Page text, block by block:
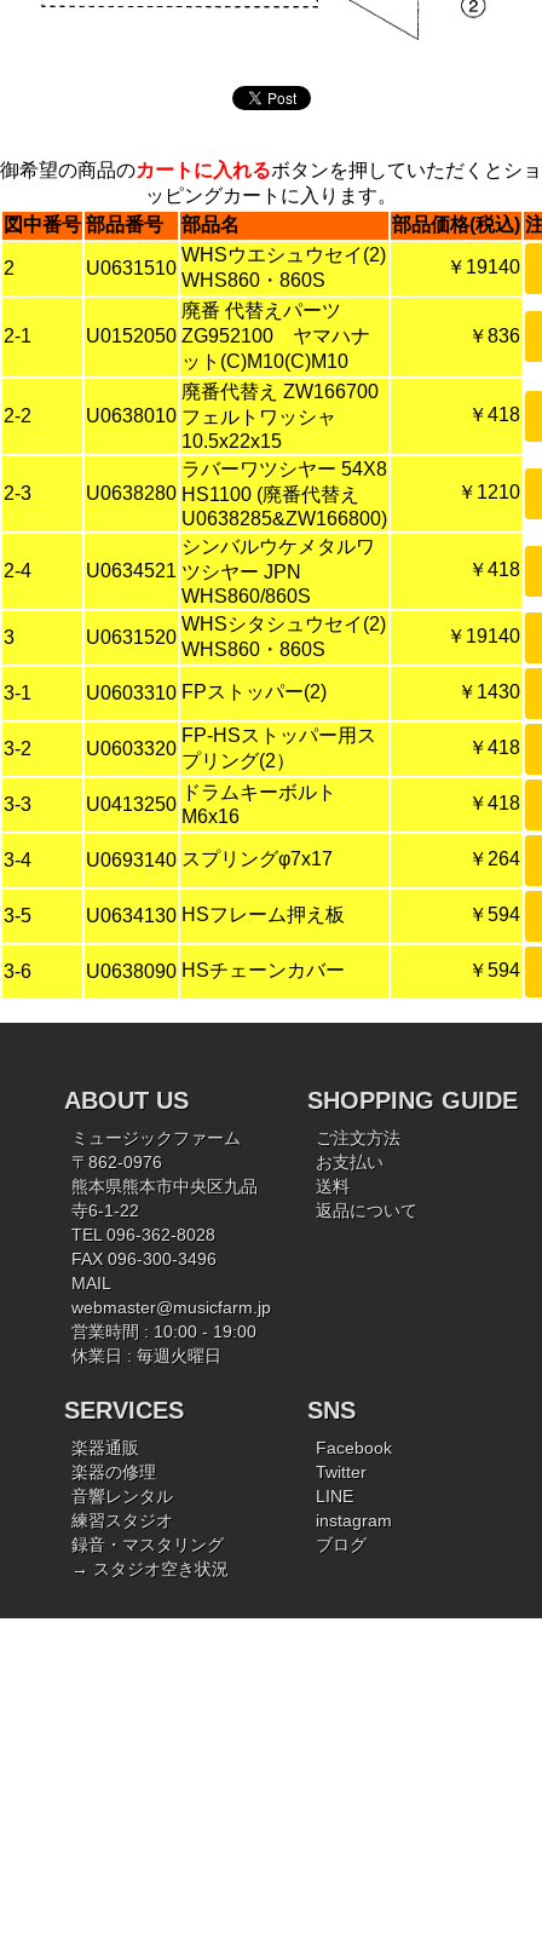
御希望の商品のカートに入れるボタンを押していただくとショ
ッピングカートに入ります。
図中番号 部品番号 部品名 部品価格(税込)
2 U0631510
WHSウエシュウセイ(2)
WHS860・860S
￥19140
2-1 U0152050
廃番 代替えパーツ
ZG952100 ヤマハナ
ット(C)M10(C)M10
￥836
2-2 U0638010
廃番代替え ZW166700
フェルトワッシャ
10.5x22x15
￥418
2-3 U0638280
ラバーワツシヤー 54X8
HS1100 (廃番代替え
U0638285&ZW166800)
￥1210
2-4 U0634521
シンバルウケメタルワ
ツシヤー JPN
WHS860/860S
￥418
3 U0631520
WHSシタシュウセイ(2)
WHS860・860S
￥19140
3-1 U0603310 FPストッパー(2) ￥1430
3-2 U0603320
FP-HSストッパー用ス
プリング(2）
￥418
3-3 U0413250
ドラムキーボルト
M6x16
￥418
3-4 U0693140 スプリングφ7x17 ￥264
3-5 U0634130 HSフレーム押え板 ￥594
3-6 U0638090 HSチェーンカバー ￥594
ABOUT US
ミュージックファーム
〒862-0976
熊本県熊本市中央区九品
寺6-1-22
TEL 096-362-8028
FAX 096-300-3496
MAIL
webmaster@musicfarm.jp
営業時間 : 10:00 - 19:00
休業日 : 毎週火曜日
SHOPPING GUIDE
ご注文方法
お支払い
送料
返品について
SERVICES
楽器通販
楽器の修理
音響レンタル
練習スタジオ
録音・マスタリング
→ スタジオ空き状況
SNS
Facebook
Twitter
LINE
instagram
ブログ